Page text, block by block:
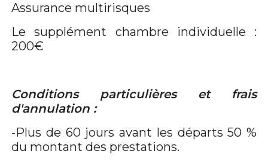
Assurance multirisques
Le supplément chambre individuelle :
200€
Conditions particulières et frais
d'annulation :
-Plus de 60 jours avant les départs 50 %
du montant des prestations.